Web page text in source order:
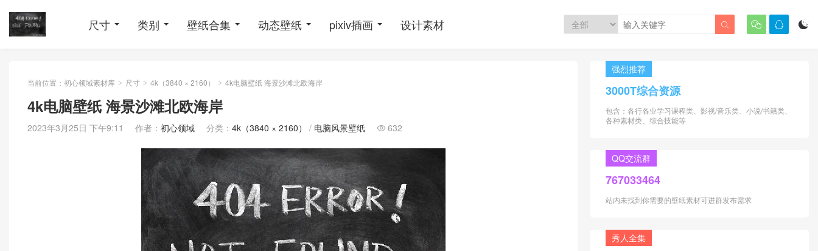
尺寸 类别 壁纸合集 动态壁纸 pixiv插画 设计素材 
 

当前位置： 初心领域素材库 > 尺寸 > 4k（3840 × 2160） > 4k电脑壁纸 海景沙滩北欧海岸
4k电脑壁纸 海景沙滩北欧海岸
2023年3月25日 下午9:11 作者： 初心领域 分类： 4k（3840 × 2160） / 电脑风景壁纸  632
强烈推荐
3000T综合资源
包含：各行各业学习课程类、影视/音乐类、小说/书籍类、
各种素材类、综合技能等
QQ交流群
767033464
站内未找到你需要的壁纸素材可进群发布需求
秀人全集